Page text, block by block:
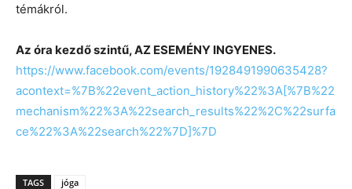
témákról.
Az óra kezdő szintű, AZ ESEMÉNY INGYENES.
https://www.facebook.com/events/1928491990635428?
acontext=%7B%22event_action_history%22%3A[%7B%22
mechanism%22%3A%22search_results%22%2C%22surfa
ce%22%3A%22search%22%7D]%7D
TAGS jóga